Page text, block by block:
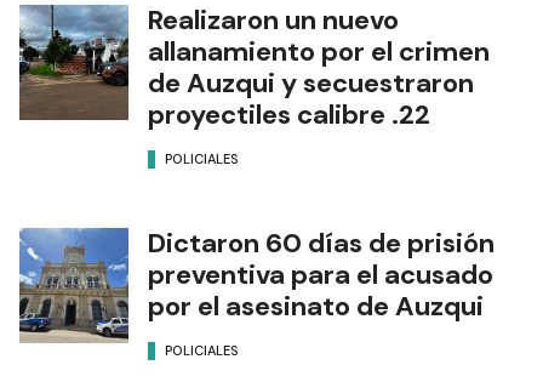
Realizaron un nuevo
allanamiento por el crimen
de Auzqui y secuestraron
proyectiles calibre .22
POLICIALES
Dictaron 60 días de prisión
preventiva para el acusado
por el asesinato de Auzqui
POLICIALES